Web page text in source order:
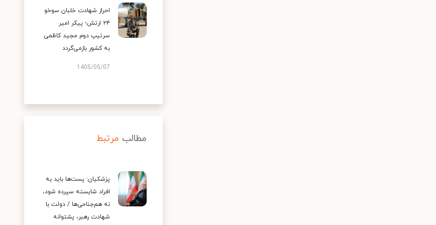
احراز شهادت خلبان سوخو
۲۴ ارتش؛ پیکر امیر
سرتیپ دوم مجید کاظمی
به کشور بازمی‌گردد
1405/05/07
مطالب مرتبط
پزشکیان: پست‌ها باید به
افراد شایسته سپرده شود،
نه هم‌جناحی‌ها / دولت با
شهادت رهبر، پشتوانه